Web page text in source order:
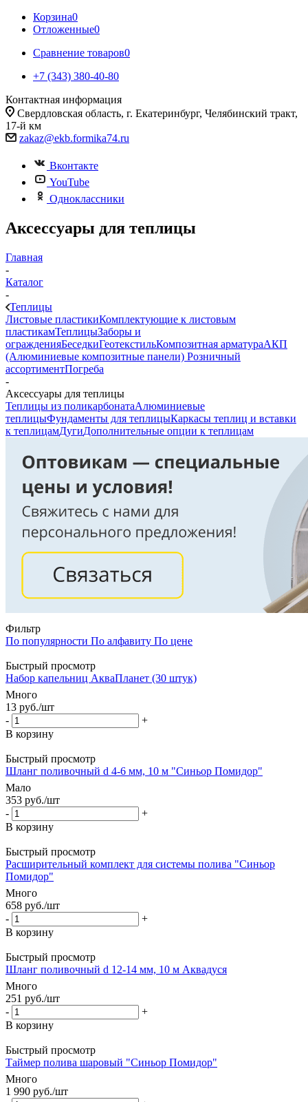
Корзина0
Отложенные0
Сравнение товаров0
+7 (343) 380-40-80
Контактная информация
Свердловская область, г. Екатеринбург, Челябинский тракт,
17-й км
zakaz@ekb.formika74.ru
Вконтакте
YouTube
Одноклассники
Аксессуары для теплицы
Главная
-
Каталог
-
Теплицы
Листовые пластикиКомплектующие к листовым
пластикамТеплицыЗаборы и
огражденияБеседкиГеотекстильКомпозитная арматураАКП
(Алюминиевые композитные панели) Розничный
ассортиментПогреба
-
Аксессуары для теплицы
Теплицы из поликарбонатаАлюминиевые
теплицыФундаменты для теплицыКаркасы теплиц и вставки
к теплицамДугиДополнительные опции к теплицам
Фильтр
По популярности По алфавиту По цене
Быстрый просмотр
Набор капельниц АкваПланет (30 штук)
Много
13 руб./шт
-
+
В корзину
Быстрый просмотр
Шланг поливочный d 4-6 мм, 10 м "Синьор Помидор"
Мало
353 руб./шт
-
+
В корзину
Быстрый просмотр
Расширительный комплект для системы полива "Синьор
Помидор"
Много
658 руб./шт
-
+
В корзину
Быстрый просмотр
Шланг поливочный d 12-14 мм, 10 м Аквадуся
Много
251 руб./шт
-
+
В корзину
Быстрый просмотр
Таймер полива шаровый "Синьор Помидор"
Много
1 990 руб./шт